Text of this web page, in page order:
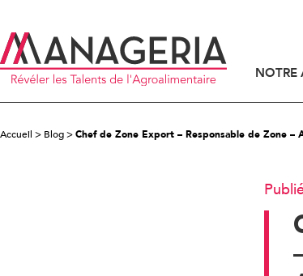
NOTRE
Accueil > Blog>Chef de Zone Export – Responsable de Zone –